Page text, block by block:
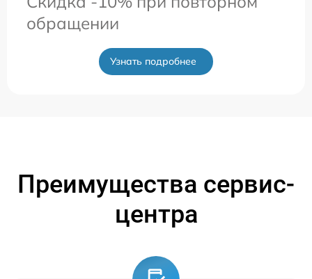
обращении
Узнать подробнее
Преимущества сервис-
центра